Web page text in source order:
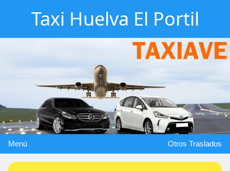
Taxi Huelva El Portil
Menú Otros Traslados